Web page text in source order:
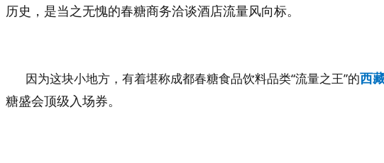
历史，是当之无愧的春糖商务洽谈酒店流量风向标。
因为这块小地方，有着堪称成都春糖食品饮料品类“流量之王”的西
糖盛会顶级入场券。